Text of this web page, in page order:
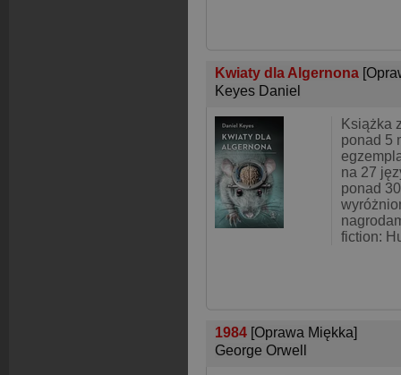
Kwiaty dla Algernona
Keyes Daniel
Książka
ponad 5
na 27
ponad
fiction:
1984 [Oprawa Miękka]
George Orwell